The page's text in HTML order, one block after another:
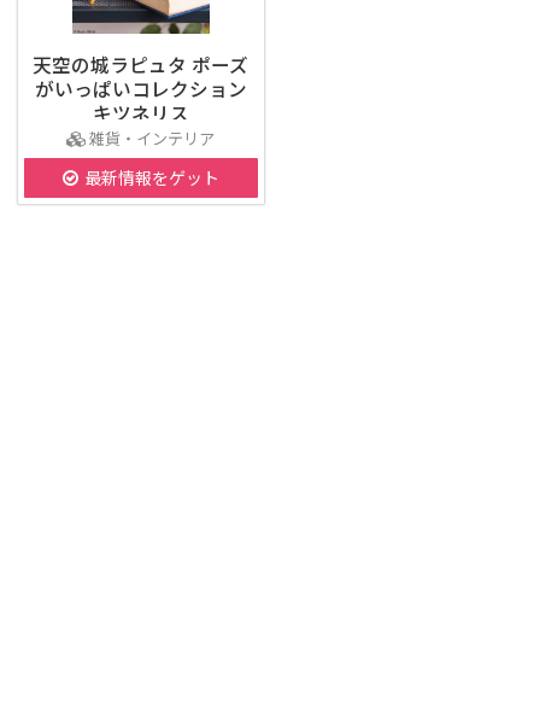
天空の城ラピュタ ポーズ
がいっぱいコレクション
キツネリス
雑貨・インテリア
最新情報をゲット